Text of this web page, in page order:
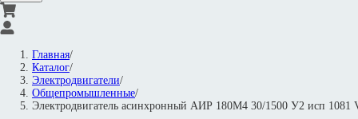
Главная/
Каталог/
Электродвигатели/
Общепромышленные/
Электродвигатель асинхронный АИР 180M4 30/1500 У2 исп 1081